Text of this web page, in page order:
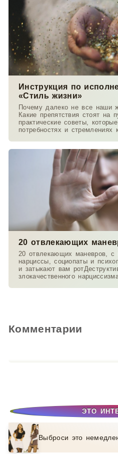
ЭТО
Выброси это
Инструкция по
«Стиль жизни»
Почему далеко не все наши
Какие препятствия стоят на
практические советы,
потребностях и стремлениях
20 отвлекающих
20 отвлекающих маневров,
нарциссы, социопаты и
и затыкают вам
злокачественного
Комментарии